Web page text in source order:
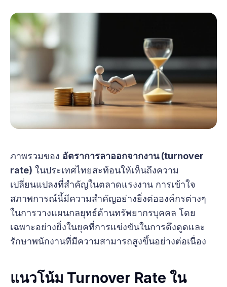
ภาพรวมของ อัตราการลาออกจากงาน (turnover
rate) ในประเทศไทยสะท้อนให้เห็นถึงความ
เปลี่ยนแปลงที่สำคัญในตลาดแรงงาน การเข้าใจ
สภาพการณ์นี้มีความสำคัญอย่างยิ่งต่อองค์กรต่างๆ
ในการวางแผนกลยุทธ์ด้านทรัพยากรบุคคล โดย
เฉพาะอย่างยิ่งในยุคที่การแข่งขันในการดึงดูดและ
รักษาพนักงานที่มีความสามารถสูงขึ้นอย่างต่อเนื่อง
แนวโน้ม Turnover Rate ใน